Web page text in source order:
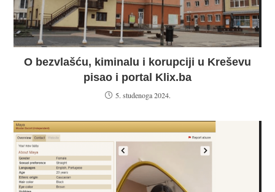
O bezvlašću, kiminalu i korupciji u Kreševu
pisao i portal Klix.ba
5. studenoga 2024.